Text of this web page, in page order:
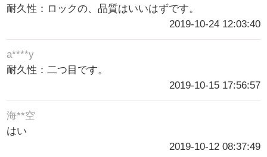
耐久性：ロックの、品質はいいはずです。
2019-10-24 12:03:40
a****y
耐久性：二つ目です。
2019-10-15 17:56:57
海**空
はい
2019-10-12 08:37:49